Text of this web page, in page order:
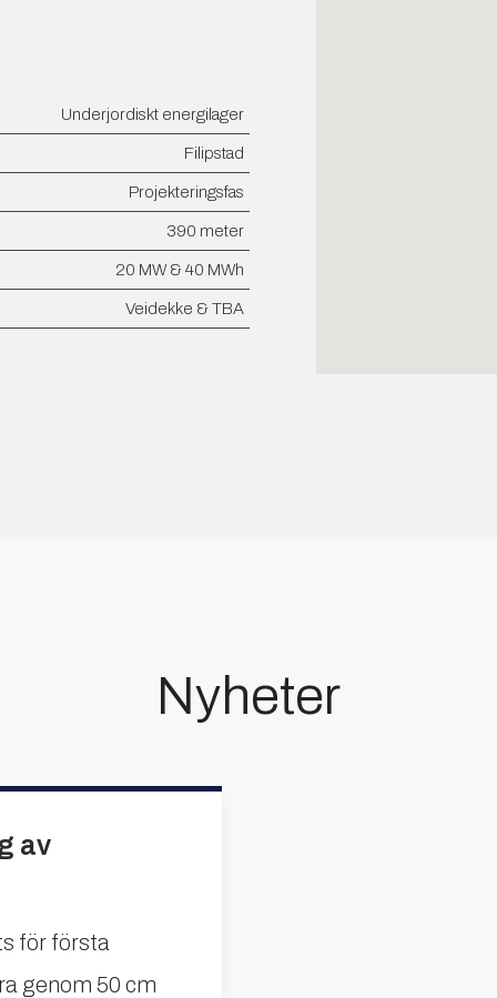
Underjordiskt energilager
Filipstad
Projekteringsfas
390 meter
20 MW & 40 MWh
Veidekke & TBA
Nyheter
av
för första
genom 50 cm